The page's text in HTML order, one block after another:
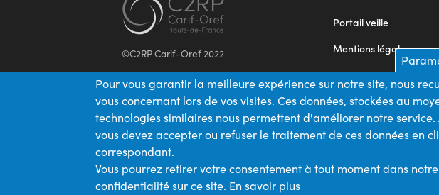
©C2RP Carif-Oref 2022
Portail veille
Mentions légales
Appels d'offres
Plan du site
Pour vous garantir la meilleure expérience sur notre site, nous
vous concernant lors de vos visites. Ces données, stockées au
technologies similaires nous permettent d'améliorer notre
vous devez accepter ou refuser le traitement de ces données en
correspondant.
Vous pourrez retirer votre consentement à tout moment dans
confidentialité sur ce site. En savoir plus